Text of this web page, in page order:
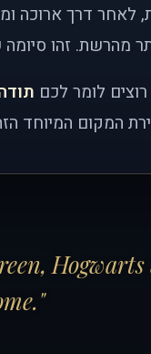
לאחר דרך ארוכה
מהרשת. זהו סיומה
רוצים לומר לכם
המקום המיוחד